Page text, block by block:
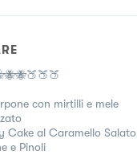
con mirtilli e mele
Cake al Caramello Salato
e Pinoli